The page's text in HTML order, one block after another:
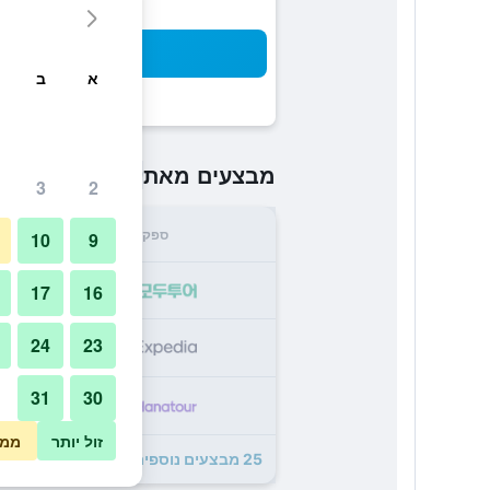
מבצעים מאת₪2,469 הזול
ספק
25 מבצעים נוספים לThe Sherry Netherland
א ב
2
3
9
10
16
17
23
24
30
31
זול יותר